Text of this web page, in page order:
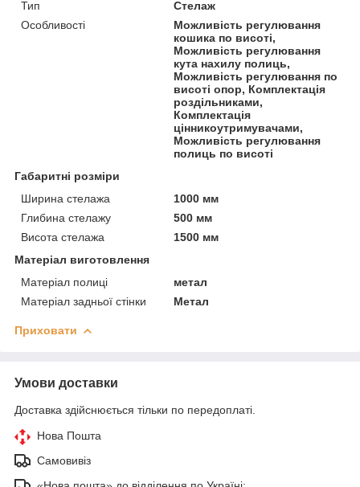
Тип
Стелаж
Особливості
Можливість регулювання
кошика по висоті,
Можливість регулювання
кута нахилу полиць,
Можливість регулювання по
висоті опор, Комплектація
роздільниками,
Комплектація
цінникоутримувачами,
Можливість регулювання
полиць по висоті
Габаритні розміри
Ширина стелажа
1000 мм
Глибина стелажу
500 мм
Висота стелажа
1500 мм
Матеріал виготовлення
Матеріал полиці
метал
Матеріал задньої стінки
Метал
Приховати
Умови доставки
Доставка здійснюється тільки по передоплаті.
Нова Пошта
Самовивіз